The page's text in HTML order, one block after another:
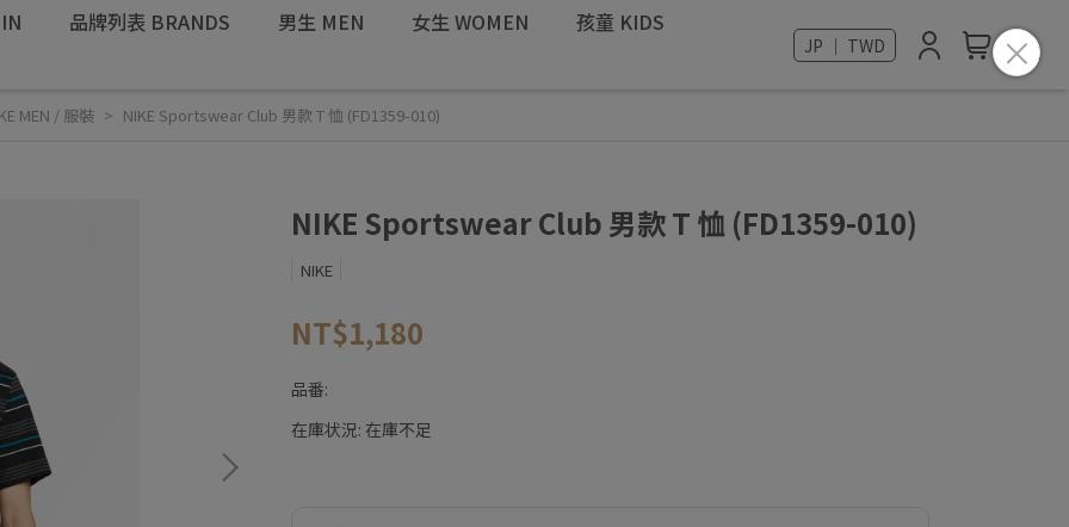
品牌列表 BRANDS 男生 MEN 女生 WOMEN 孩童 KIDS
JP ｜ TWD
MEN / 服裝 NIKE Sportswear Club 男款 T 恤 (FD1359-010)
NIKE Sportswear Club 男款 T 恤 (FD1359-010)
NIKE
NT$1,180
品番:
在庫状況: 在庫不足